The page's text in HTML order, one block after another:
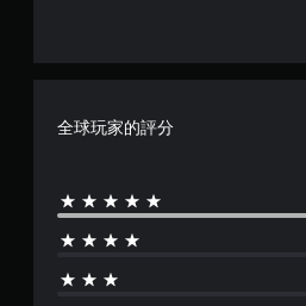
全球玩家的評分